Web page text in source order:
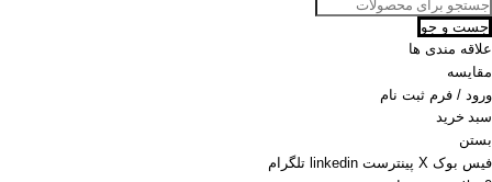
جست و جو
علاقه مندی ها
مقایسه
ورود / فرم ثبت نام
سبد خرید
بستن
فیس بوک X پینترست linkedin تلگرام